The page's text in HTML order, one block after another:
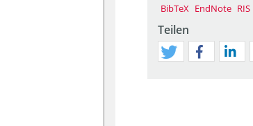
BibTeX EndNote RIS
Teilen